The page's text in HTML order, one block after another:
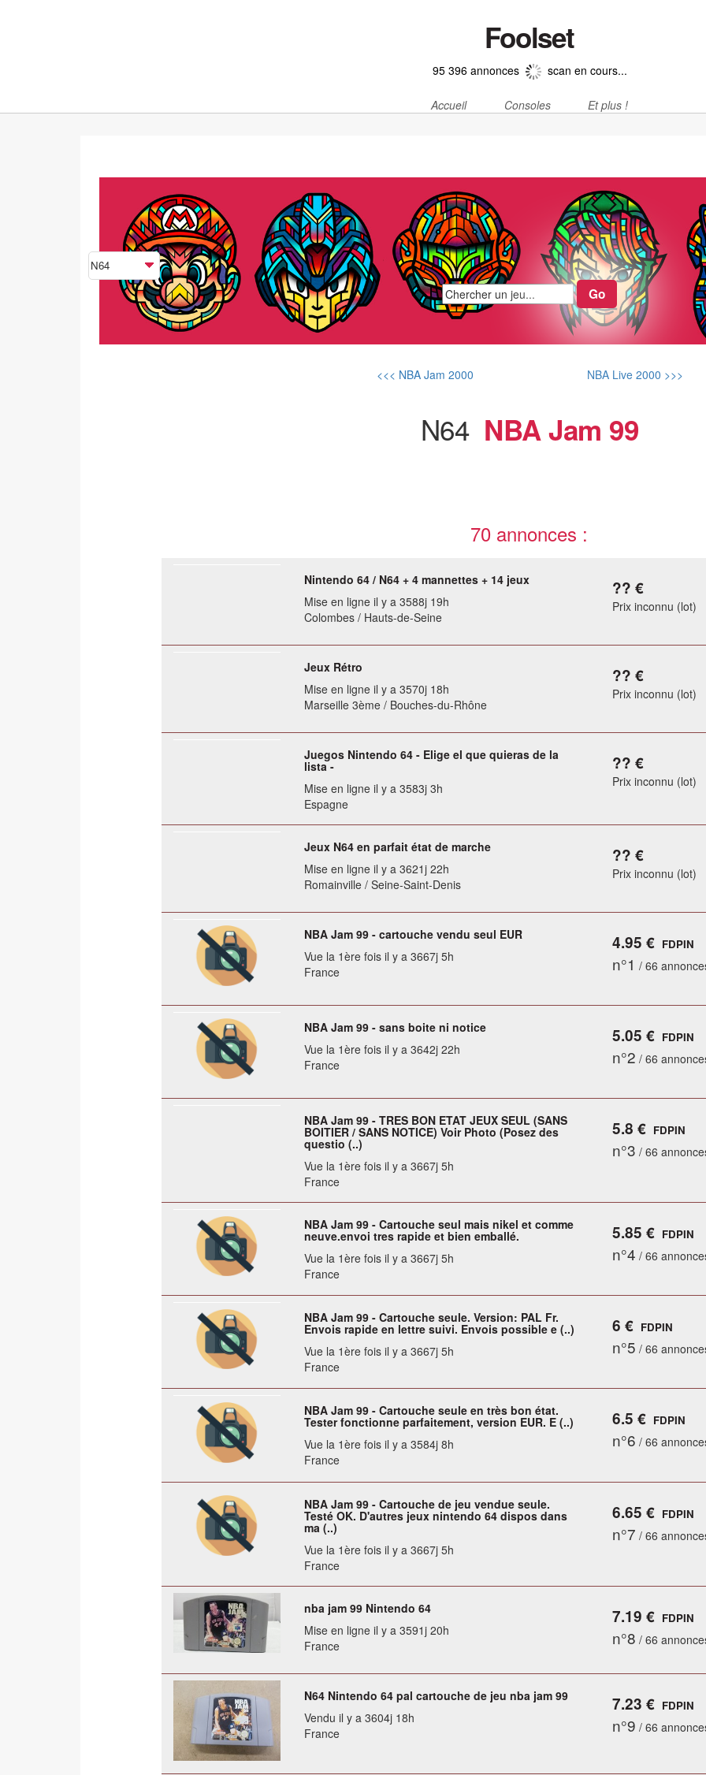
Foolset
95 396 annonces scan en cours...
Accueil Consoles Et plus !
<<< NBA Jam 2000 NBA Live 2000 >>>
N64 NBA Jam 99
70 annonces :
Nintendo 64 / N64 + 4 mannettes + 14 jeux
Mise en ligne il y a 3588j 19h
Colombes / Hauts-de-Seine
?? €
Prix inconnu (lot)
Jeux Rétro
Mise en ligne il y a 3570j 18h
Marseille 3ème / Bouches-du-Rhône
?? €
Prix inconnu (lot)
Juegos Nintendo 64 - Elige el que quieras de la
lista -
Mise en ligne il y a 3583j 3h
Espagne
?? €
Prix inconnu (lot)
Jeux N64 en parfait état de marche
Mise en ligne il y a 3621j 22h
Romainville / Seine-Saint-Denis
?? €
Prix inconnu (lot)
NBA Jam 99 - cartouche vendu seul EUR
Vue la 1ère fois il y a 3667j 5h
France
4.95 € FDPIN
n°1 / 66
NBA Jam 99 - sans boite ni notice
Vue la 1ère fois il y a 3642j 22h
France
5.05 € FDPIN
n°2 / 66
NBA Jam 99 - TRES BON ETAT JEUX SEUL (SANS
BOITIER / SANS NOTICE) Voir Photo (Posez des
questio (..)
Vue la 1ère fois il y a 3667j 5h
France
5.8 € FDPIN
n°3 / 66
NBA Jam 99 - Cartouche seul mais nikel et comme
neuve.envoi tres rapide et bien emballé.
Vue la 1ère fois il y a 3667j 5h
France
5.85 € FDPIN
n°4 / 66
NBA Jam 99 - Cartouche seule. Version: PAL Fr.
Envois rapide en lettre suivi. Envois possible e (..)
Vue la 1ère fois il y a 3667j 5h
France
6 € FDPIN
n°5 / 66
NBA Jam 99 - Cartouche seule en très bon état.
Tester fonctionne parfaitement, version EUR. E (..)
Vue la 1ère fois il y a 3584j 8h
France
6.5 € FDPIN
n°6 / 66
NBA Jam 99 - Cartouche de jeu vendue seule.
Testé OK. D'autres jeux nintendo 64 dispos dans
ma (..)
Vue la 1ère fois il y a 3667j 5h
France
6.65 € FDPIN
n°7 / 66
nba jam 99 Nintendo 64
Mise en ligne il y a 3591j 20h
France
7.19 € FDPIN
n°8 / 66
N64 Nintendo 64 pal cartouche de jeu nba jam 99
Vendu il y a 3604j 18h
France
7.23 € FDPIN
n°9 / 66